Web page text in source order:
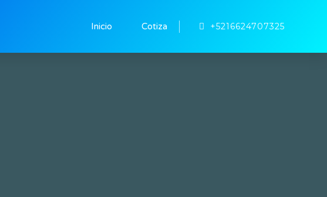
Inicio Cotiza +5216624707325